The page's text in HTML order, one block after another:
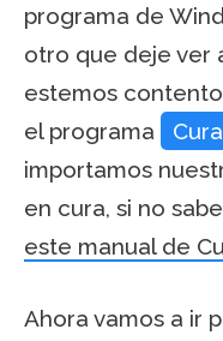
programa de
otro que deje ver
estemos
el programa
importamos
en cura, si no
este manual de
Ahora vamos a ir